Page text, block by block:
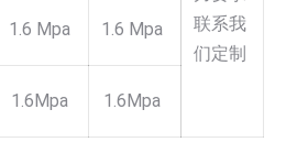
联系我
们定制
1.6 Mpa 1.6 Mpa
1.6Mpa 1.6Mpa